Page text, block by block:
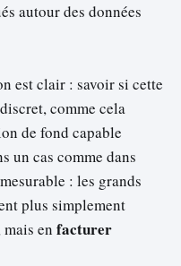
autour des données
est clair : savoir si cette
comme cela
de fond capable
un cas comme dans
: les grands
plus simplement
en facturer